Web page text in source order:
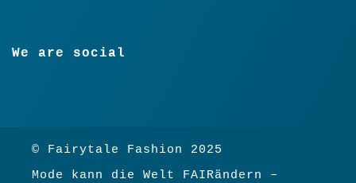
We are social
© Fairytale Fashion 2025
Mode kann die Welt FAIRändern –